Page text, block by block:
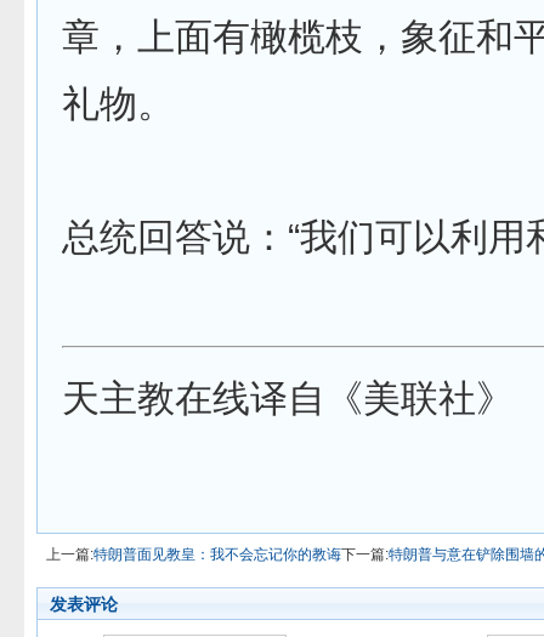
章，上面有橄榄枝，象征和
礼物。
总统回答说：“我们可以利用
天主教在线译自《美联社》
上一篇:特朗普面见教皇：我不会忘记你的教诲下一篇:特朗普与意在铲除围墙
发表评论